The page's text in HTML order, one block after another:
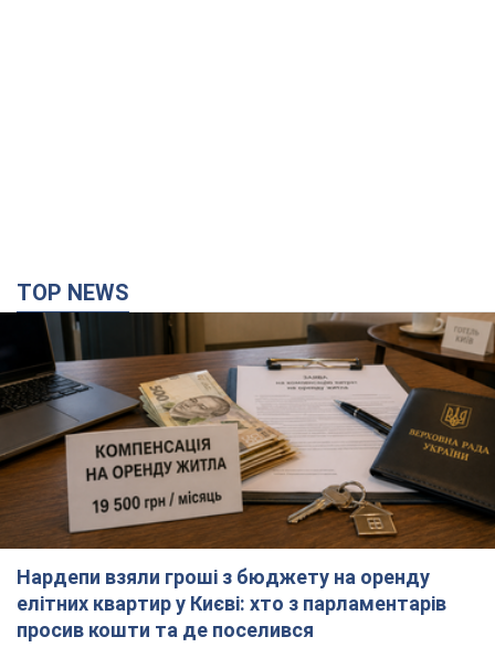
TOP NEWS
Нардепи взяли гроші з бюджету на оренду
елітних квартир у Києві: хто з парламентарів
просив кошти та де поселився